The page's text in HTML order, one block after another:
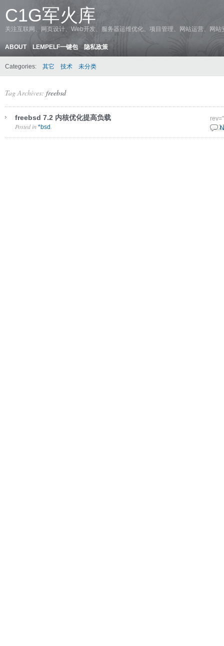
C1G军火库
关注互联网、网页设计、Web开发、服务器运维优化、项目管理、网站运营、网
ABOUT LEMPELF一键包 隐私政策
Categories: 其它 技术 未分类
Tag Archives: freebsd
freebsd 7.2 内核优化提高负载
26
Posted in *bsd